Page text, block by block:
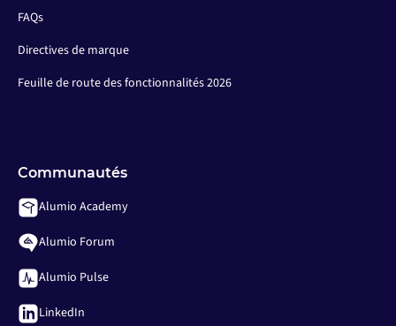
FAQs
Directives de marque
Feuille de route des fonctionnalités 2026
Communautés
Alumio Academy
Alumio Forum
Alumio Pulse
LinkedIn